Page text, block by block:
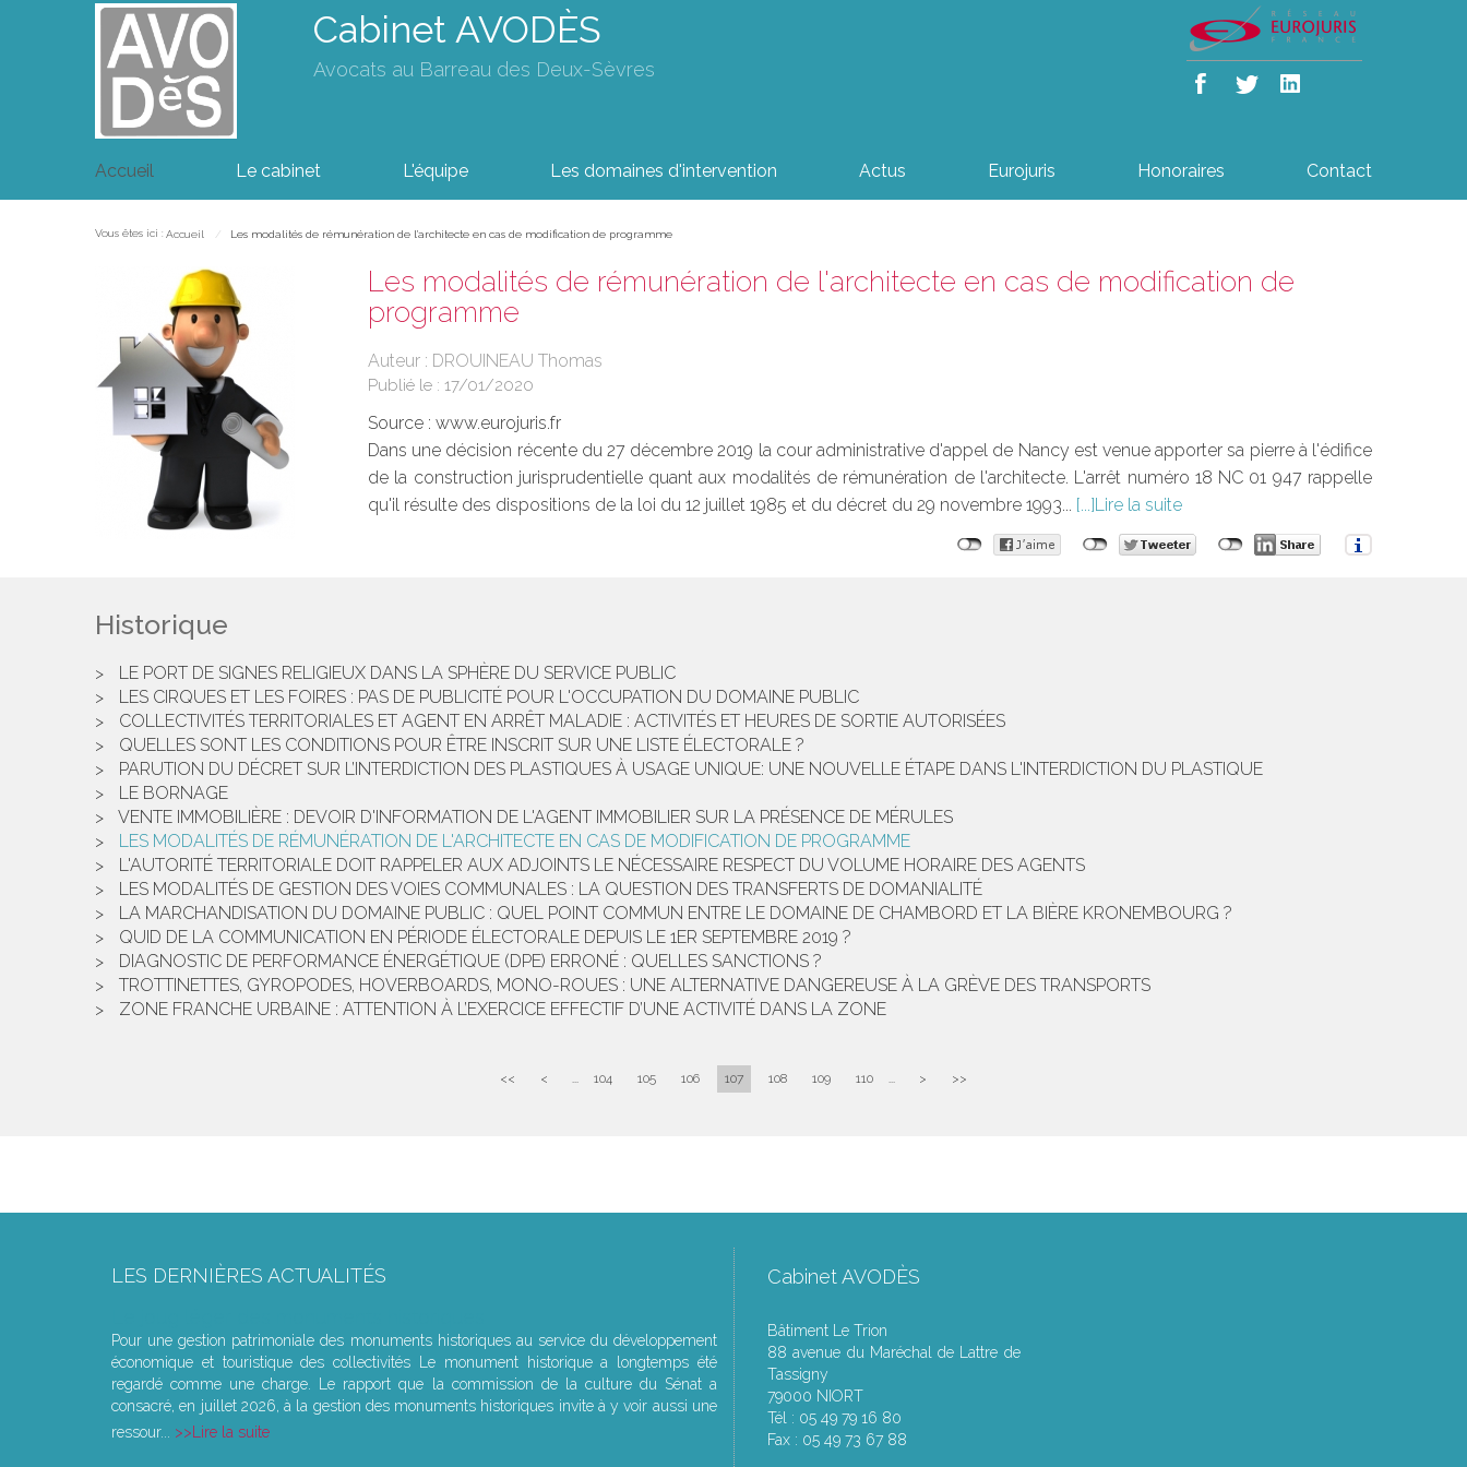
Cabinet AVODÈS
Avocats au Barreau des Deux-Sèvres
Accueil Le cabinet L'équipe Les domaines d'intervention Actus Eurojuris Honoraires Contact
Vous êtes ici : Accueil Les modalités de rémunération de l'architecte en cas de modification de programme
Les modalités de rémunération de l'architecte en cas de modification de
programme
Auteur : DROUINEAU Thomas
Publié le : 17/01/2020
Source : www.eurojuris.fr
Dans une décision récente du 27 décembre 2019 la cour administrative d'appel de Nancy est venue apporter sa pierre à l'édifice
de la construction jurisprudentielle quant aux modalités de rémunération de l'architecte. L'arrêt numéro 18 NC 01 947 rappelle
qu'il résulte des dispositions de la loi du 12 juillet 1985 et du décret du 29 novembre 1993...
Lire la suite
Historique
LE PORT DE SIGNES RELIGIEUX DANS LA SPHÈRE DU SERVICE PUBLIC
LES CIRQUES ET LES FOIRES : PAS DE PUBLICITÉ POUR L'OCCUPATION DU DOMAINE PUBLIC
COLLECTIVITÉS TERRITORIALES ET AGENT EN ARRÊT MALADIE : ACTIVITÉS ET HEURES DE SORTIE AUTORISÉES
QUELLES SONT LES CONDITIONS POUR ÊTRE INSCRIT SUR UNE LISTE ÉLECTORALE ?
PARUTION DU DÉCRET SUR L’INTERDICTION DES PLASTIQUES À USAGE UNIQUE: UNE NOUVELLE ÉTAPE DANS L'INTERDICTION DU PLASTIQUE
LE BORNAGE
VENTE IMMOBILIÈRE : DEVOIR D'INFORMATION DE L'AGENT IMMOBILIER SUR LA PRÉSENCE DE MÉRULES
LES MODALITÉS DE RÉMUNÉRATION DE L'ARCHITECTE EN CAS DE MODIFICATION DE PROGRAMME
L'AUTORITÉ TERRITORIALE DOIT RAPPELER AUX ADJOINTS LE NÉCESSAIRE RESPECT DU VOLUME HORAIRE DES AGENTS
LES MODALITÉS DE GESTION DES VOIES COMMUNALES : LA QUESTION DES TRANSFERTS DE DOMANIALITÉ
LA MARCHANDISATION DU DOMAINE PUBLIC : QUEL POINT COMMUN ENTRE LE DOMAINE DE CHAMBORD ET LA BIÈRE KRONEMBOURG ?
QUID DE LA COMMUNICATION EN PÉRIODE ÉLECTORALE DEPUIS LE 1ER SEPTEMBRE 2019 ?
DIAGNOSTIC DE PERFORMANCE ÉNERGÉTIQUE (DPE) ERRONÉ : QUELLES SANCTIONS ?
TROTTINETTES, GYROPODES, HOVERBOARDS, MONO-ROUES : UNE ALTERNATIVE DANGEREUSE À LA GRÈVE DES TRANSPORTS
ZONE FRANCHE URBAINE : ATTENTION À L’EXERCICE EFFECTIF D’UNE ACTIVITÉ DANS LA ZONE
<< < ... 104 105 106 107 108 109 110 ... > >>
LES DERNIÈRES ACTUALITÉS
Pour une gestion patrimoniale des monuments historiques au service du développement
économique et touristique des collectivités Le monument historique a longtemps été
regardé comme une charge. Le rapport que la commission de la culture du Sénat a
consacré, en juillet 2026, à la gestion des monuments historiques invite à y voir aussi une
ressour...
Lire la suite
Cabinet AVODÈS
Bâtiment Le Trion
88 avenue du Maréchal de Lattre de
Tassigny
79000 NIORT
Tél : 05 49 79 16 80
Fax : 05 49 73 67 88